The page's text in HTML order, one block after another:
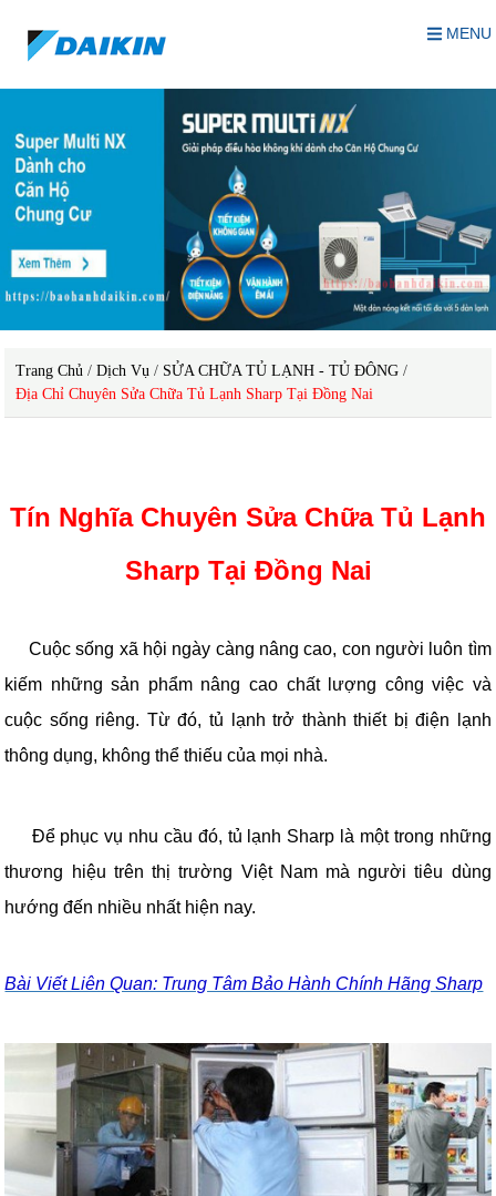
MENU
Trang Chủ /Dịch Vụ / SỬA CHỮA TỦ LẠNH - TỦ ĐÔNG /
Địa Chỉ Chuyên Sửa Chữa Tủ Lạnh Sharp Tại Đồng Nai
Tín Nghĩa Chuyên Sửa Chữa Tủ Lạnh
Sharp Tại Đồng Nai
Cuộc sống xã hội ngày càng nâng cao, con người luôn tìm
kiếm những sản phẩm nâng cao chất lượng công việc và
cuộc sống riêng. Từ đó, tủ lạnh trở thành thiết bị điện lạnh
thông dụng, không thể thiếu của mọi nhà.
Để phục vụ nhu cầu đó, tủ lạnh Sharp là một trong những
thương hiệu trên thị trường Việt Nam mà người tiêu dùng
hướng đến nhiều nhất hiện nay.
Bài Viết Liên Quan: Trung Tâm Bảo Hành Chính Hãng Sharp